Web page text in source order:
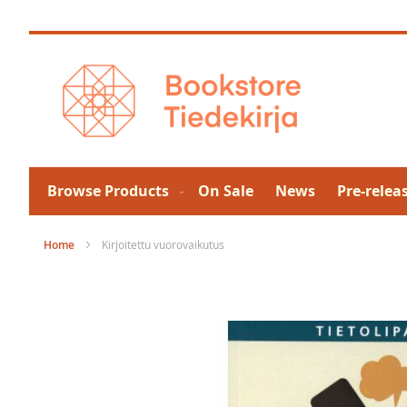
to
Browse Products On Sale News Pre-
Home Kirjoitettu vuorovaikutus